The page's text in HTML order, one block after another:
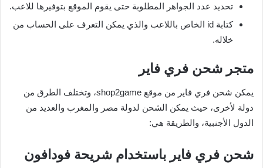
تحديد عدد الجواهر المطلوبة حتى يقوم الموقع بتوفيرها للاعب.
كتابة id الخاص باللاعب والذي يمكن التعرف على الحساب من
خلاله.
متجر شحن فري فاير
يمكن شحن فري فاير من موقع shop2game، وتختلف الطرق من
دولة لأخرى، حيث يمكن الشحن لدولة مصر والمغرب والعديد من
الدول الأجنبية، والطريقة هي:
شحن فري فاير باستخدام شريحة فودافون